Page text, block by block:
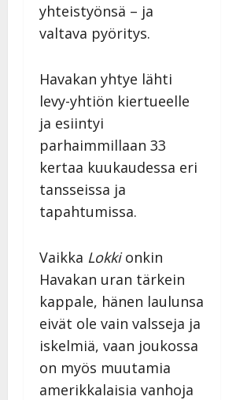
yhteistyönsä – ja
valtava pyöritys.
Havakan yhtye lähti
levy-yhtiön kiertueelle
ja esiintyi
parhaimmillaan 33
kertaa kuukaudessa eri
tansseissa ja
tapahtumissa.
Vaikka Lokkionkin
Havakan uran tärkein
kappale, hänen laulunsa
eivät ole vain valsseja ja
iskelmiä, vaan joukossa
on myös muutamia
amerikkalaisia vanhoja